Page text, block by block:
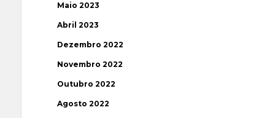
Maio 2023
Abril 2023
Dezembro 2022
Novembro 2022
Outubro 2022
Agosto 2022